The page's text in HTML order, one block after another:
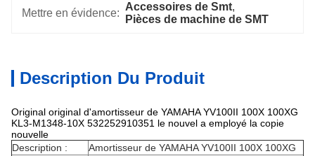
Mettre en évidence:
Accessoires de Smt,
Pièces de machine de SMT
Description Du Produit
Original original d'amortisseur de YAMAHA YV100II 100X 100XG
KL3-M1348-10X 532252910351 le nouvel a employé la copie
nouvelle
Description :
Amortisseur de YAMAHA YV100II 100X 100XG